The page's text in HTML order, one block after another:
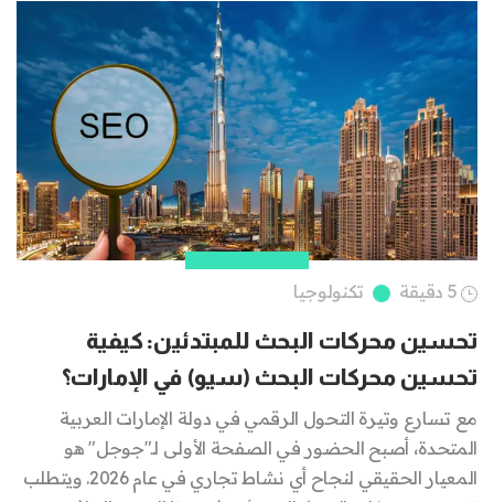
5 دقيقة تكنولوجيا
تحسين محركات البحث للمبتدئين: كيفية
تحسين محركات البحث (سيو) في الإمارات؟
مع تسارع وتيرة التحول الرقمي في دولة الإمارات العربية
المتحدة، أصبح الحضور في الصفحة الأولى لـ"جوجل" هو
المعيار الحقيقي لنجاح أي نشاط تجاري في عام 2026. ويتطلب